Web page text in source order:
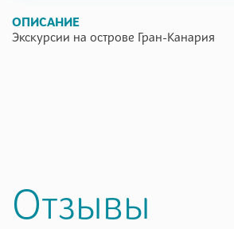
ОПИСАНИЕ
Экскурсии на острове Гран-Канария
Отзывы